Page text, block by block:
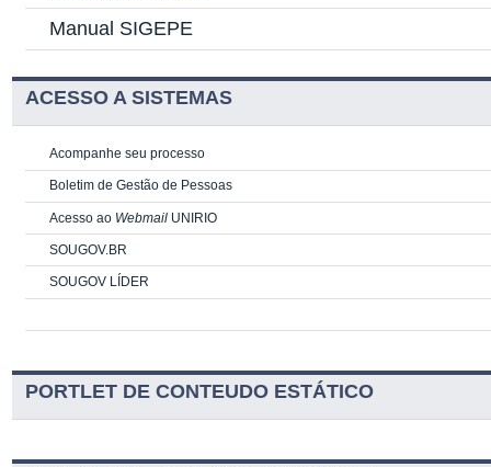
Manual SIGEPE
ACESSO A SISTEMAS
Acompanhe seu processo
Boletim de Gestão de Pessoas
Acesso ao Webmail UNIRIO
SOUGOV.BR
SOUGOV LÍDER
PORTLET DE CONTEUDO ESTÁTICO